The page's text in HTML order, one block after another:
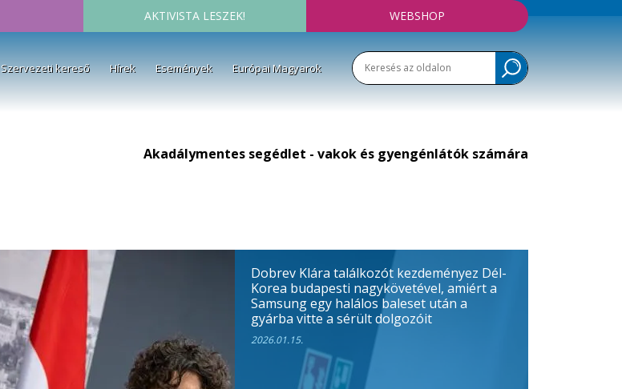
AKTIVISTA LESZEK! WEBSHOP
Szervezeti kereső Hírek Események Európai Magyarok
Akadálymentes segédlet - vakok és gyengénlátók számára
Dobrev Klára találkozót kezdeményez Dél-
Korea budapesti nagykövetével, amiért a
Samsung egy halálos baleset után a
gyárba vitte a sérült dolgozóit
2026.01.15.